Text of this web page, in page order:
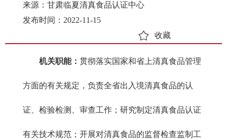
来源：甘肃临夏清真食品认证中心
发布时间：2022-11-15
收藏
机关职能： 贯彻落实国家和省上清真食品管理
方面的有关规定，负责全省出入境清真食品的认
证、检验检测、审查工作；研究制定清真食品认证
有关技术规范；开展对清真食品的监督检查监制工